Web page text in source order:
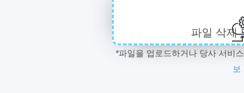
파일 삭제
*파일을 업로드하거나 당사 서비
보